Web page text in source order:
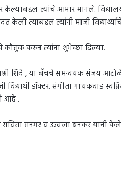
त्यांचे आभार मानले.
केली त्याबद्दल त्यांनी माजी
कौतुक करून त्यांना शुभेच्छा दिल्या.
शिंदे , या बॅचचे समन्वयक संजय
विद्यार्थी डॉक्टर. संगीता गायकवाड
आहे .
सनगर व उज्वला बनकर यांनी